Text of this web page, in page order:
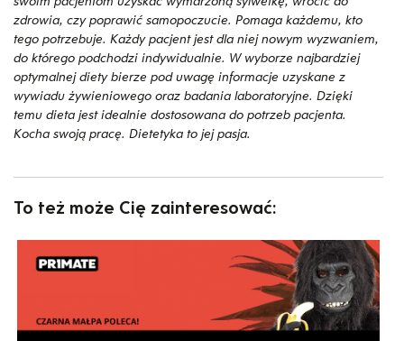
zdrowia, czy poprawić samopoczucie. Pomaga każdemu, kto
tego potrzebuje. Każdy pacjent jest dla niej nowym wyzwaniem,
do którego podchodzi indywidualnie. W wyborze najbardziej
optymalnej diety bierze pod uwagę informacje uzyskane z
wywiadu żywieniowego oraz badania laboratoryjne. Dzięki
temu dieta jest idealnie dostosowana do potrzeb pacjenta.
Kocha swoją pracę. Dietetyka to jej pasja.
To też może Cię zainteresować: